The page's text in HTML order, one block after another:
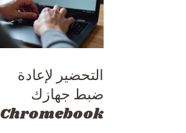
التحضير لإعادة
ضبط جهازك
Chromebook